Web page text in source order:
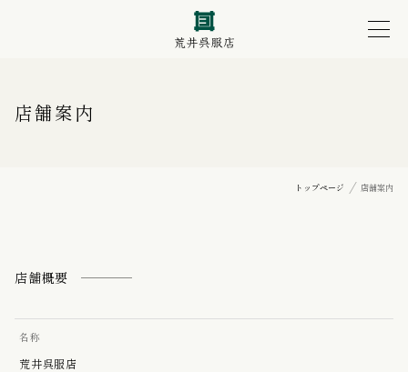
店舗案内
トップページ 店舗案内
店舗概要
名称
荒井呉服店